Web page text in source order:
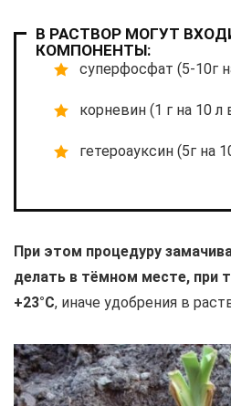
В РАСТВОР МОГУТ
КОМПОНЕНТЫ:
суперфосфат (5-10г
корневин (1 г на 10 л
гетероауксин (5г на
При этом процедуру
делать в тёмном месте, при
+23°С, иначе удобрения в